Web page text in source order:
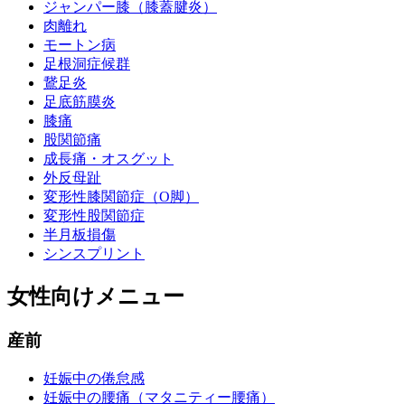
ジャンパー膝（膝蓋腱炎）
肉離れ
モートン病
足根洞症候群
鵞足炎
足底筋膜炎
膝痛
股関節痛
成長痛・オスグット
外反母趾
変形性膝関節症（O脚）
変形性股関節症
半月板損傷
シンスプリント
女性向けメニュー
産前
妊娠中の倦怠感
妊娠中の腰痛（マタニティー腰痛）